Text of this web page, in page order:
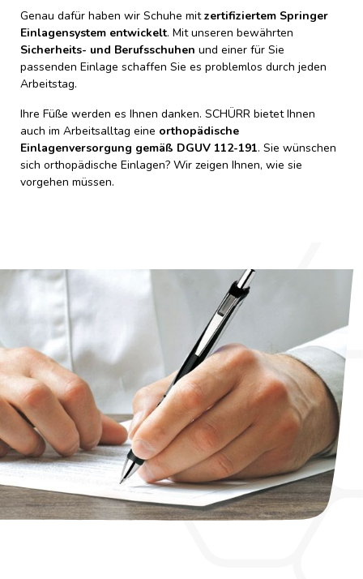
Genau dafür haben wir Schuhe mitzertifiziertem Springer
Einlagensystem entwickelt. Mit unseren bewährten
Sicherheits- und Berufsschuhen und einer für Sie
passenden Einlage schaffen Sie es problemlos durch jeden
Arbeitstag.
Ihre Füße werden es Ihnen danken. SCHÜRR bietet Ihnen
auch im Arbeitsalltag eine orthopädische
Einlagenversorgung gemäß DGUV 112-191. Sie wünschen
sich orthopädische Einlagen? Wir zeigen Ihnen, wie sie
vorgehen müssen.